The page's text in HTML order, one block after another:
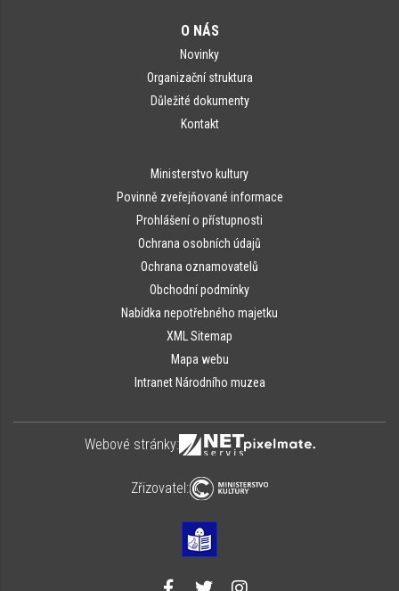
O NÁS
Novinky
Organizační struktura
Důležité dokumenty
Kontakt
Ministerstvo kultury
Povinně zveřejňované informace
Prohlášení o přístupnosti
Ochrana osobních údajů
Ochrana oznamovatelů
Obchodní podmínky
Nabídka nepotřebného majetku
XML Sitemap
Mapa webu
Intranet Národního muzea
Webové stránky:
Zřizovatel: